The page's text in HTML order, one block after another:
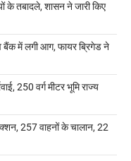
के तबादले, शासन ने जारी किए
बैंक में लगी आग, फायर ब्रिगेड ने
250 वर्ग मीटर भूमि राज्य
257 वाहनों के चालान, 22